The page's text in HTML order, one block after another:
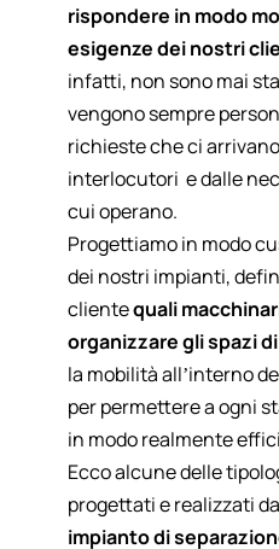
rispondere in modo
esigenze dei nostri
infatti, non sono mai
vengono sempre
richieste che ci
interlocutori e dalle
cui operano.
Progettiamo in modo
dei nostri impianti,
clientequali
organizzare gli spazi
la mobilitàall’interno
per permettere a ogni
in modo realmente
Ecco alcune delle
progettati e realizzati
impianto di